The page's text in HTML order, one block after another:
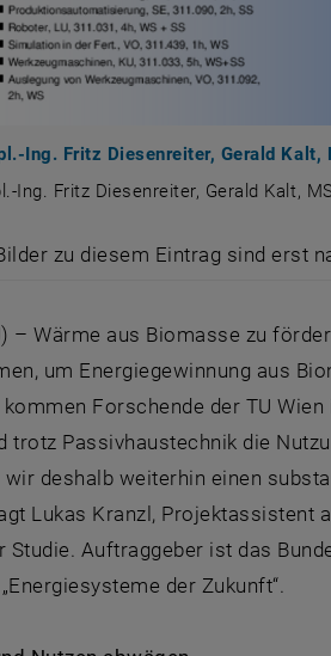
Ing. Fritz Diesenreiter, Gerald Kalt,
Ing. Fritz Diesenreiter, Gerald Kalt,
zu diesem Eintrag sind erst
– Wärme aus Biomasse zu
um Energiegewinnung aus
Forschende der TU
trotz Passivhaustechnik die
deshalb weiterhin einen
Lukas Kranzl, Projektassistent
Studie. Auftraggeber ist das
der Zukunft“.